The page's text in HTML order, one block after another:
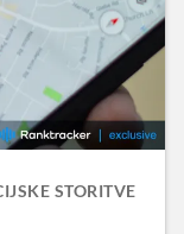
STORITVE